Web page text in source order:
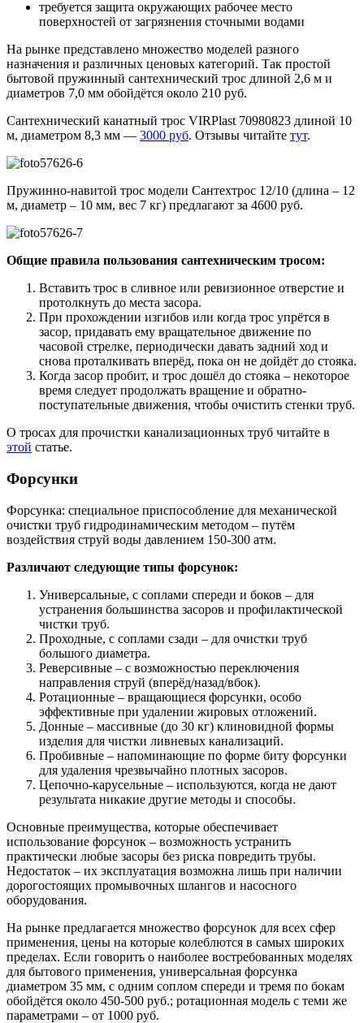
требуется защита окружающих рабочее место
поверхностей от загрязнения сточными водами
На рынке представлено множество моделей разного
назначения и различных ценовых категорий. Так простой
бытовой пружинный сантехнический трос длиной 2,6 м и
диаметров 7,0 мм обойдётся около 210 руб.
Сантехнический канатный трос VIRPlast 70980823 длиной 10
м, диаметром 8,3 мм — 3000 руб. Отзывы читайте тут.
Пружинно-навитой трос модели Сантехтрос 12/10 (длина – 12
м, диаметр – 10 мм, вес 7 кг) предлагают за 4600 руб.
Общие правила пользования сантехническим тросом:
Вставить трос в сливное или ревизионное отверстие и
протолкнуть до места засора.
При прохождении изгибов или когда трос упрётся в
засор, придавать ему вращательное движение по
часовой стрелке, периодически давать задний ход и
снова проталкивать вперёд, пока он не дойдёт до стояка.
Когда засор пробит, и трос дошёл до стояка – некоторое
время следует продолжать вращение и обратно-
поступательные движения, чтобы очистить стенки труб.
О тросах для прочистки канализационных труб читайте в
этой статье.
Форсунки
Форсунка: специальное приспособление для механической
очистки труб гидродинамическим методом – путём
воздействия струй воды давлением 150-300 атм.
Различают следующие типы форсунок:
Универсальные, с соплами спереди и боков – для
устранения большинства засоров и профилактической
чистки труб.
Проходные, с соплами сзади – для очистки труб
большого диаметра.
Реверсивные – с возможностью переключения
направления струй (вперёд/назад/вбок).
Ротационные – вращающиеся форсунки, особо
эффективные при удалении жировых отложений.
Донные – массивные (до 30 кг) клиновидной формы
изделия для чистки ливневых канализаций.
Пробивные – напоминающие по форме биту форсунки
для удаления чрезвычайно плотных засоров.
Цепочно-карусельные – используются, когда не дают
результата никакие другие методы и способы.
Основные преимущества, которые обеспечивает
использование форсунок – возможность устранить
практически любые засоры без риска повредить трубы.
Недостаток – их эксплуатация возможна лишь при наличии
дорогостоящих промывочных шлангов и насосного
оборудования.
На рынке предлагается множество форсунок для всех сфер
применения, цены на которые колеблются в самых широких
пределах. Если говорить о наиболее востребованных моделях
для бытового применения, универсальная форсунка
диаметром 35 мм, с одним соплом спереди и тремя по бокам
обойдётся около 450-500 руб.; ротационная модель с теми же
параметрами – от 1000 руб.